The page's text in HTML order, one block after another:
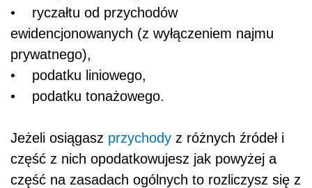
• ryczałtu od przychodów
ewidencjonowanych (z wyłączeniem najmu
prywatnego),
• podatku liniowego,
• podatku tonażowego.
Jeżeli osiągasz przychody z różnych źródeł i
część z nich opodatkowujesz jak powyżej a
część na zasadach ogólnych to rozliczysz się z